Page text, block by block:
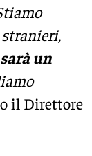
un
il Direttore